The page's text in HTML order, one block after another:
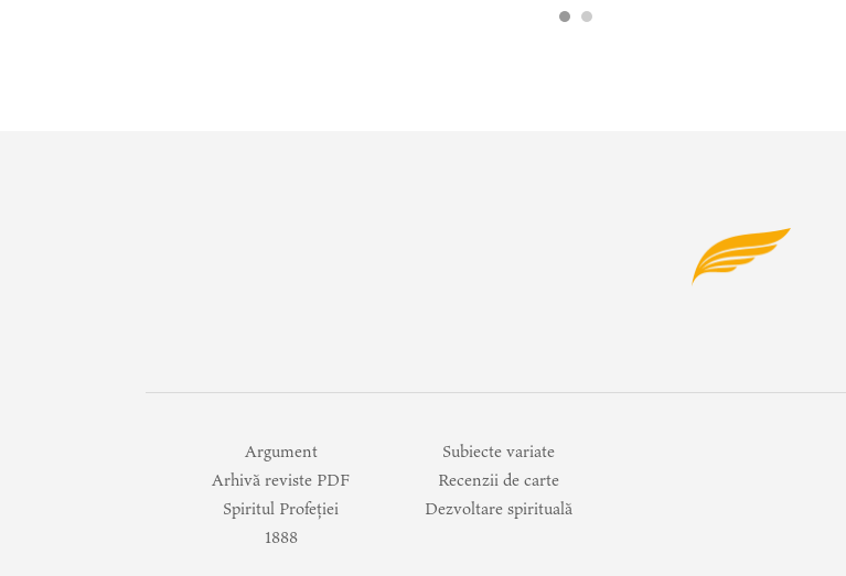
Argument
Arhivă reviste PDF
Spiritul Profeției
1888
Subiecte variate
Recenzii de carte
Dezvoltare spirituală